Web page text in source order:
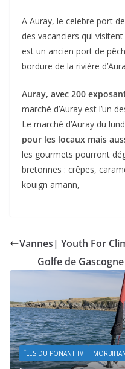
A Auray, le celebre port
des vacanciers qui
est un ancien port de
bordure de la rivière
Auray, avec 200
marché d’Auray est l’un
Le marché d’Auray du
pour les locaux mais
les gourmets pourront
bretonnes : crêpes,
kouign amann,
Vannes| Youth For
Golfe de
ÎLES DU PONANT TV